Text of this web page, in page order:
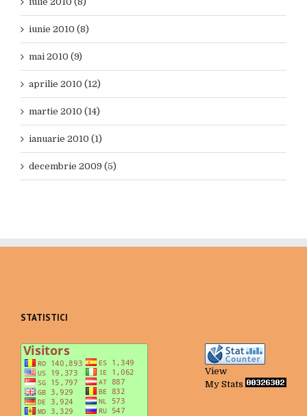
iunie 2010 (8)
mai 2010 (9)
aprilie 2010 (12)
martie 2010 (14)
ianuarie 2010 (1)
decembrie 2009 (5)
STATISTICI
View
My Stats